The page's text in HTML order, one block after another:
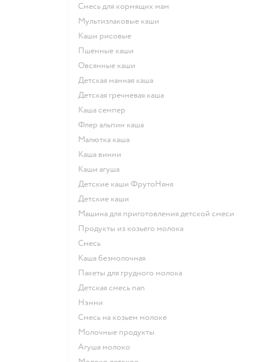
смесь для кормящих мам
Мультизлаковые каши
Каши рисовые
Пшенные каши
овсянные каши
детская манная каша
детская гречневая каша
каша семпер
флер альпин каша
малютка каша
каша винни
каши агуша
Детские каши ФрутоНяня
детские каши
машина для приготовления детской смеси
продукты из козьего молока
смесь
каша безмолочная
пакеты для грудного молока
детская смесь nan
нэнни
смесь на козьем молоке
молочные продукты
агуша молоко